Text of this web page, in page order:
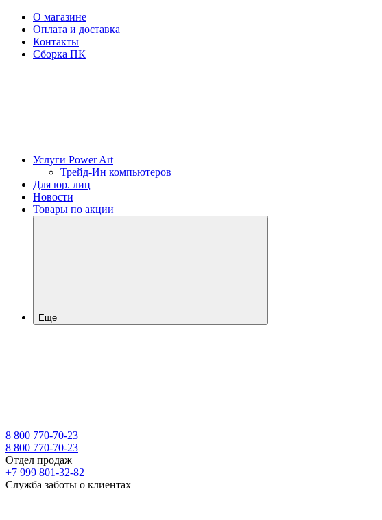
О магазине
Оплата и доставка
Контакты
Сборка ПК
Услуги Power Art
Трейд-Ин компьютеров
Для юр. лиц
Новости
Товары по акции
Еще
8 800 770-70-23
8 800 770-70-23
Отдел продаж
+7 999 801-32-82
Служба заботы о клиентах